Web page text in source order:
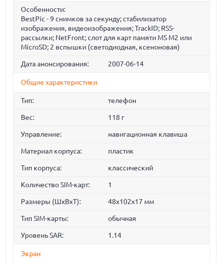
Особенности:
BestPic - 9 снимков за секунду; стабилизатор
изображения, видеоизображения; TrackID; RSS-
рассылки; NetFront; слот для карт памяти MS M2 или
MicroSD; 2 вспышки (светодиодная, ксеноновая)
Дата анонсирования: 2007-06-14
Общие характеристики
Тип: телефон
Вес: 118 г
Управление: навигационная клавиша
Материал корпуса: пластик
Тип корпуса: классический
Количество SIM-карт: 1
Размеры (ШxВxТ): 48x102x17 мм
Тип SIM-карты: обычная
Уровень SAR: 1.14
Экран